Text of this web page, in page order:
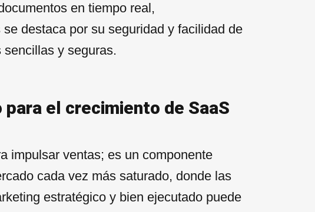
en tiempo real,
destaca por su seguridad y facilidad de
y seguras.
el crecimiento de SaaS
impulsar ventas; es un componente
cada vez más saturado, donde las
estratégico y bien ejecutado puede